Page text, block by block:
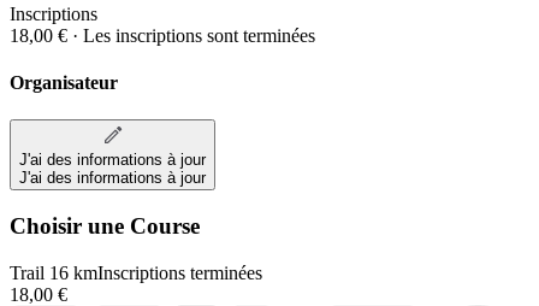
Inscriptions
18,00 € · Les inscriptions sont terminées
Organisateur
J'ai des informations à jour
J'ai des informations à jour
Choisir une Course
Trail 16 kmInscriptions terminées
18,00 €